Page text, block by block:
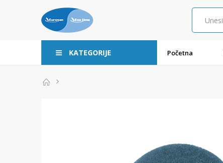
KATEGORIJE Početna